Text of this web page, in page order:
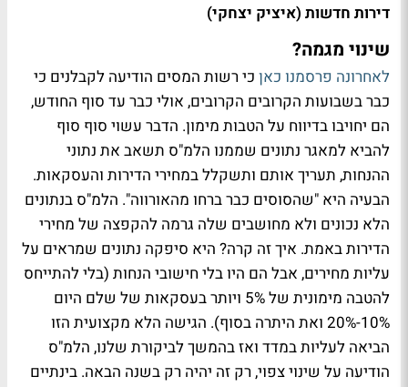
דירות חדשות (איציק יצחקי)
שינוי מגמה?
לאחרונה פרסמנו כאן כי רשות המסים הודיעה לקבלנים כי
כבר בשבועות הקרובים הקרובים, אולי כבר עד סוף החודש,
הם יחויבו בדיווח על הטבות מימון. הדבר עשוי סוף סוף
להביא למאגר נתונים שממנו הלמ"ס תשאב את נתוני
ההנחות, תעריך אותם ותשקלל במחירי הדירות והעסקאות.
הבעיה היא "שהסוסים כבר ברחו מהאורווה". הלמ"ס בנתונים
הלא נכונים ולא מחושבים שלה גרמה להקפצה של מחירי
הדירות באמת. איך זה קרה? היא סיפקה נתונים שמראים על
עליות מחירים, אבל הם היו בלי חישובי הנחות (בלי להתייחס
להטבה מימונית של 5% ויותר בעסקאות של שלם היום
10%-20% ואת היתרה בסוף). הגישה הלא מקצועית הזו
הביאה לעליות במדד ואז בהמשך לביקורת שלנו, הלמ"ס
הודיעה על שינוי צפוי, רק זה יהיה רק בשנה הבאה. בינתיים